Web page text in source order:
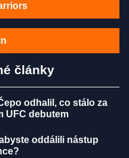
články
odhalil, co stálo za
UFC debutem
oddálili nástup